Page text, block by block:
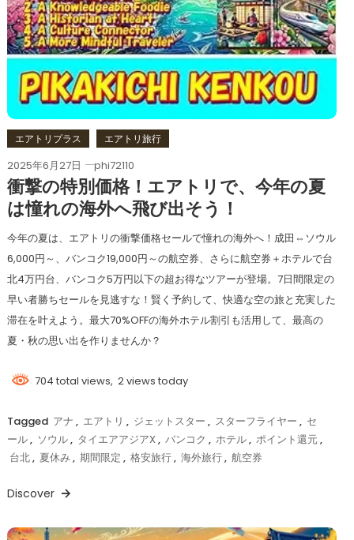
エアトリプラス エアトリ旅行
2025年6月27日 phi72110
衝撃の特別価格！エアトリで、今年の夏
は憧れの海外へ飛び出そう！
今年の夏は、エアトリの衝撃価格セールで憧れの海外へ！成田⇔ソウル
6,000円～、バンコク19,000円～の航空券、さらに航空券＋ホテルで台
北4万円台、バンコク5万円以下の超お得なツアーが登場。7日間限定の
早い者勝ちセールを見逃すな！賢く予約して、快適な空の旅と充実した
滞在を叶えよう。最大70%OFFの海外ホテル割引も活用して、最高の
夏・秋の思い出を作りませんか？
704 total views, 2 views today
Tagged アナ , エアトリ , ジェットスター , スターフライヤー , セ
ール, ソウル, タイエアアジアX, バンコク , ホテル, ポイント還元,
台北, 夏休み, 期間限定 , 格安旅行, 海外旅行, 航空券
Discover